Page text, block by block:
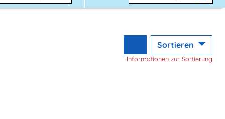
Sortieren
Informationen zur Sortierung